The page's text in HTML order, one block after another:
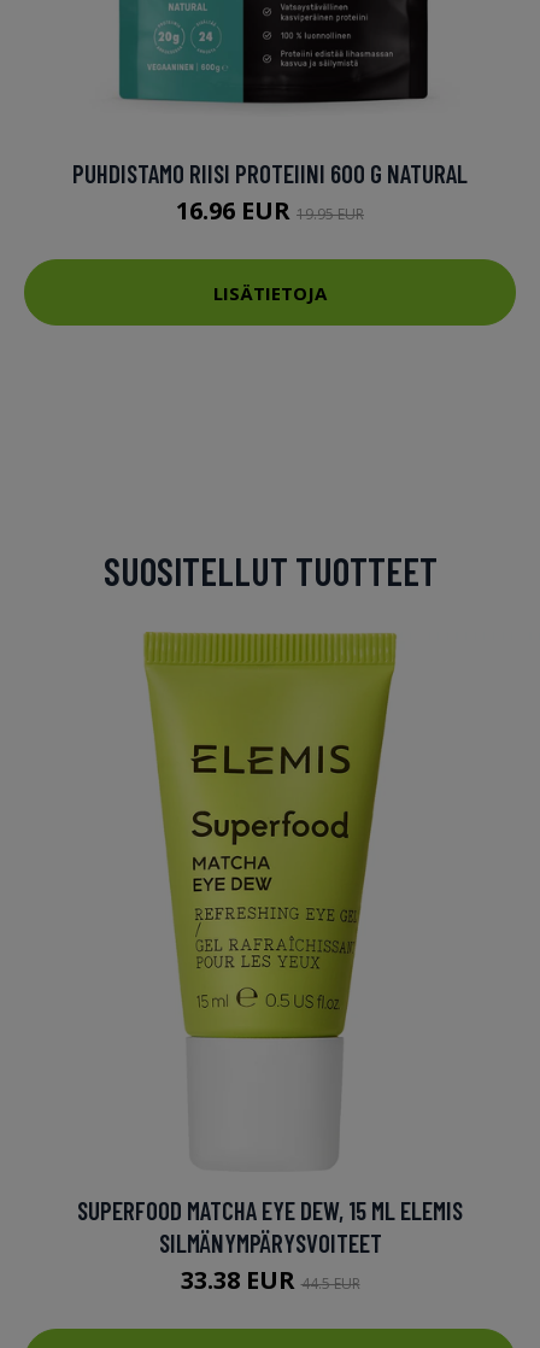
PUHDISTAMO RIISI PROTEIINI 600 G NATURAL
16.96 EUR 19.95 EUR
LISÄTIETOJA
SUOSITELLUT TUOTTEET
SUPERFOOD MATCHA EYE DEW, 15 ML ELEMIS
SILMÄNYMPÄRYSVOITEET
33.38 EUR44.5 EUR